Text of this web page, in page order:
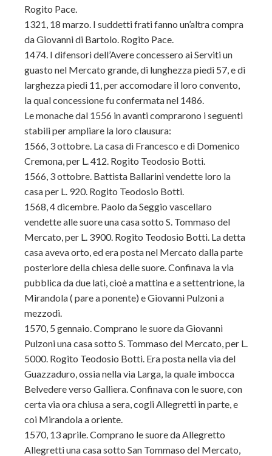
Rogito Pace.
1321, 18 marzo. I suddetti frati fanno un’altra compra
da Giovanni di Bartolo. Rogito Pace.
1474. I difensori dell’Avere concessero ai Serviti un
guasto nel Mercato grande, di lunghezza piedi 57, e di
larghezza piedi 11, per accomodare il loro convento,
la qual concessione fu confermata nel 1486.
Le monache dal 1556 in avanti comprarono i seguenti
stabili per ampliare la loro clausura:
1566, 3 ottobre. La casa di Francesco e di Domenico
Cremona, per L. 412. Rogito Teodosio Botti.
1566, 3 ottobre. Battista Ballarini vendette loro la
casa per L. 920. Rogito Teodosio Botti.
1568, 4 dicembre. Paolo da Seggio vascellaro
vendette alle suore una casa sotto S. Tommaso del
Mercato, per L. 3900. Rogito Teodosio Botti. La detta
casa aveva orto, ed era posta nel Mercato dalla parte
posteriore della chiesa delle suore. Confinava la via
pubblica da due lati, cioè a mattina e a settentrione, la
Mirandola ( pare a ponente) e Giovanni Pulzoni a
mezzodì.
1570, 5 gennaio. Comprano le suore da Giovanni
Pulzoni una casa sotto S. Tommaso del Mercato, per L.
5000. Rogito Teodosio Botti. Era posta nella via del
Guazzaduro, ossia nella via Larga, la quale imbocca
Belvedere verso Galliera. Confinava con le suore, con
certa via ora chiusa a sera, cogli Allegretti in parte, e
coi Mirandola a oriente.
1570, 13 aprile. Comprano le suore da Allegretto
Allegretti una casa sotto San Tommaso del Mercato,